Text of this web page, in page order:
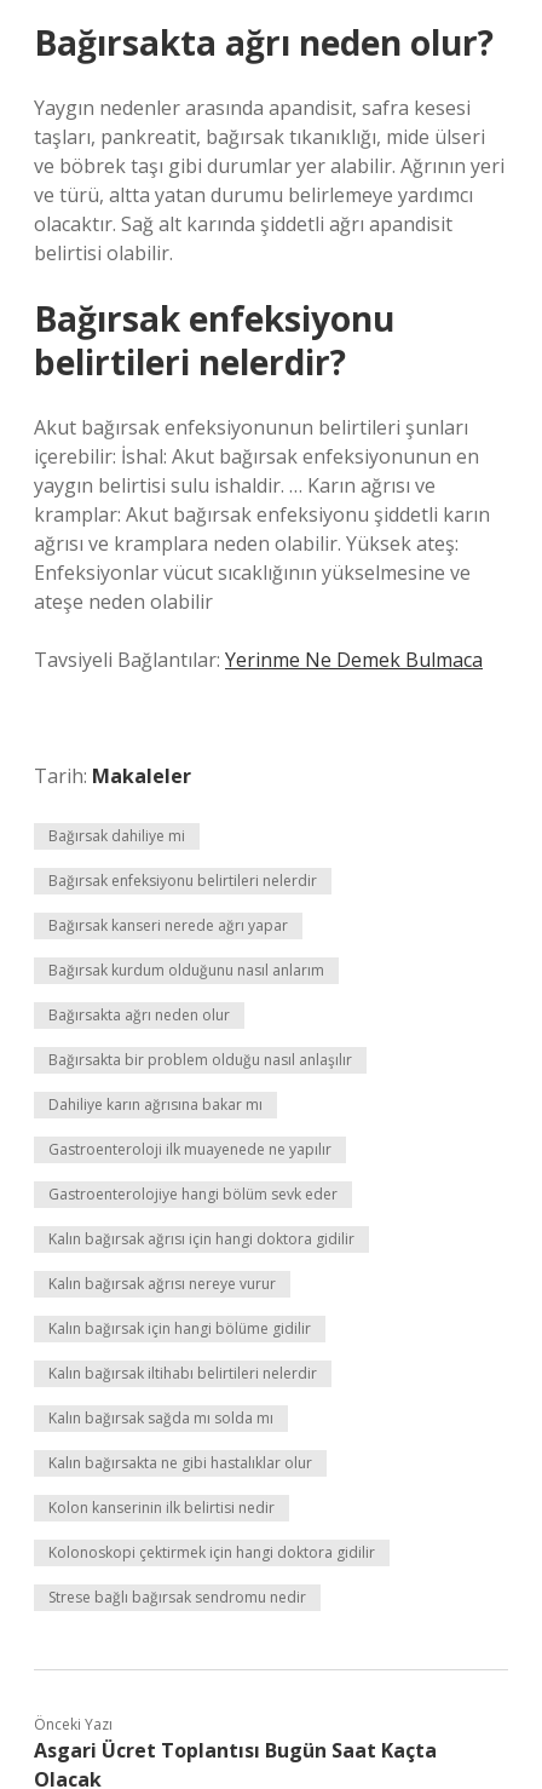
Bağırsakta ağrı neden olur?
Yaygın nedenler arasında apandisit, safra kesesi
taşları, pankreatit, bağırsak tıkanıklığı, mide ülseri
ve böbrek taşı gibi durumlar yer alabilir. Ağrının yeri
ve türü, altta yatan durumu belirlemeye yardımcı
olacaktır. Sağ alt karında şiddetli ağrı apandisit
belirtisi olabilir.
Bağırsak enfeksiyonu
belirtileri nelerdir?
Akut bağırsak enfeksiyonunun belirtileri şunları
içerebilir: İshal: Akut bağırsak enfeksiyonunun en
yaygın belirtisi sulu ishaldir. … Karın ağrısı ve
kramplar: Akut bağırsak enfeksiyonu şiddetli karın
ağrısı ve kramplara neden olabilir. Yüksek ateş:
Enfeksiyonlar vücut sıcaklığının yükselmesine ve
ateşe neden olabilir
Tavsiyeli Bağlantılar: Yerinme Ne Demek Bulmaca
Tarih: Makaleler
Bağırsak dahiliye mi
Bağırsak enfeksiyonu belirtileri nelerdir
Bağırsak kanseri nerede ağrı yapar
Bağırsak kurdum olduğunu nasıl anlarım
Bağırsakta ağrı neden olur
Bağırsakta bir problem olduğu nasıl anlaşılır
Dahiliye karın ağrısına bakar mı
Gastroenteroloji ilk muayenede ne yapılır
Gastroenterolojiye hangi bölüm sevk eder
Kalın bağırsak ağrısı için hangi doktora gidilir
Kalın bağırsak ağrısı nereye vurur
Kalın bağırsak için hangi bölüme gidilir
Kalın bağırsak iltihabı belirtileri nelerdir
Kalın bağırsak sağda mı solda mı
Kalın bağırsakta ne gibi hastalıklar olur
Kolon kanserinin ilk belirtisi nedir
Kolonoskopi çektirmek için hangi doktora gidilir
Strese bağlı bağırsak sendromu nedir
Önceki Yazı
Asgari Ücret Toplantısı Bugün Saat Kaçta
Olacak